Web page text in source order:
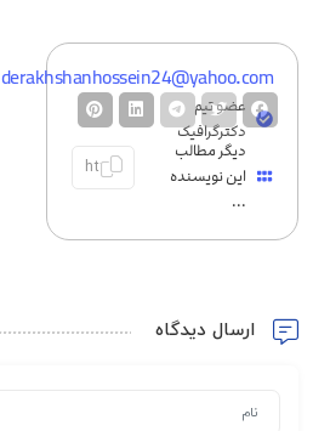
derakhshanhossein24@yahoo.com
عضو تیم
دکترگرافیک
دیگر مطالب
این نویسنده
...
ارسال دیدگاه